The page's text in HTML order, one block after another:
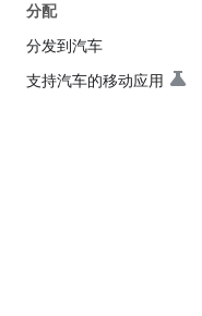
分配
分发到汽车
支持汽车的移动应用